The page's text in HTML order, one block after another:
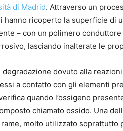
di Madrid. Attraverso un
ricoperto la superficie di
– con un polimero
lasciando inalterate le
dovuto alla
a contatto con gli elementi
quando l’ossigeno
chiamato ossido. Una
molto utilizzato soprattutto